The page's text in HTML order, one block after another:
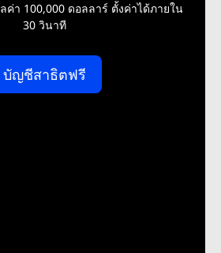
ค่า 100,000 ดอลลาร์ ตั้งค่าได้ภายใน
30 วินาที
บัญชีสาธิตฟรี